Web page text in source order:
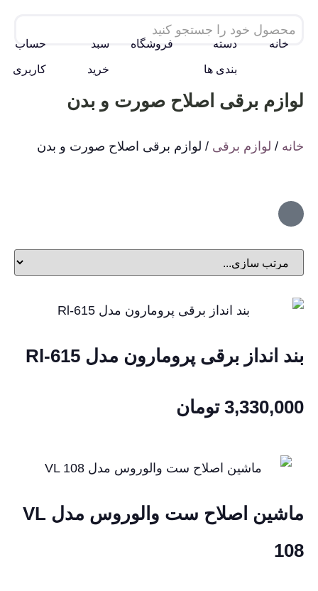
خانه دسته
بندی ها
فروشگاه سبد
خرید
حساب
کاربری
لوازم برقی اصلاح صورت و بدن
خانه / لوازم برقی / لوازم برقی اصلاح صورت و بدن
بند انداز برقی پرومارون مدل Rl-615
3,330,000 تومان
ماشین اصلاح ست والوروس مدل VL
108